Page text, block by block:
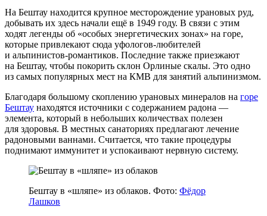
На Бештау находится крупное месторождение урановых руд,
добывать их здесь начали ещё в 1949 году. В связи с этим
ходят легенды об «особых энергетических зонах» на горе,
которые привлекают сюда уфологов-любителей
и альпинистов-романтиков. Последние также приезжают
на Бештау, чтобы покорить склон Орлиные скалы. Это одно
из самых популярных мест на КМВ для занятий альпинизмом.
Благодаря большому скоплению урановых минералов на горе
Бештау находятся источники с содержанием радона —
элемента, который в небольших количествах полезен
для здоровья. В местных санаториях предлагают лечение
радоновыми ваннами. Считается, что такие процедуры
поднимают иммунитет и успокаивают нервную систему.
Бештау в «шляпе» из облаков. Фото: Фёдор
Лашков